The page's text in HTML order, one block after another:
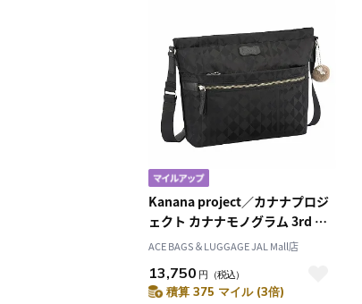
Kanana project／カナナプロジ
ェクト カナナモノグラム 3rd シ
ョルダーバッグ 11912
ACE BAGS＆LUGGAGE JAL Mall店
13,750 円 （税込）
積算 375 マイル (3倍)